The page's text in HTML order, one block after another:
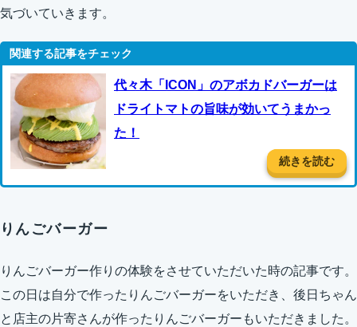
気づいていきます。
代々木「ICON」のアボカドバーガーは
ドライトマトの旨味が効いてうまかっ
た！
続きを読む
りんごバーガー
りんごバーガー作りの体験をさせていただいた時の記事です。
この日は自分で作ったりんごバーガーをいただき、後日ちゃん
と店主の片寄さんが作ったりんごバーガーもいただきました。